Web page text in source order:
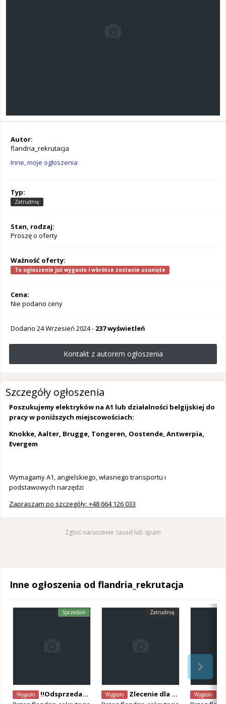
Autor:
flandria_rekrutacja
Inne, moje ogłoszenia
Typ:
Zatrudnię
Stan, rodzaj:
Proszę o oferty
Ważność oferty:
To ogłoszenie już wygasło i wkrótce zostanie usunięte
Cena:
Nie podano ceny
Dodano 24 Wrzesień 2024- 237 wyświetleń
Kontakt z autorem ogłoszenia
Szczegóły ogłoszenia
Poszukujemy elektryków na A1 lub działalności belgijskiej do
pracy w poniższych miejscowościach:
Knokke, Aalter, Brugge, Tongeren, Oostende, Antwerpia,
Evergem
Wymagamy A1, angielskiego, własnego transportu i
podstawowych narzędzi
Zapraszam po szczegóły: +48 664 126 033
Zgłoś naruszenie zasad lub spam
Inne ogłoszenia od flandria_rekrutacja
Sprzedam
Wygasło
‼️Odsprzedamy zlecenia‼️
Zatrudnię
Wygasło
Zlecenie dla cieśli
Wygasło